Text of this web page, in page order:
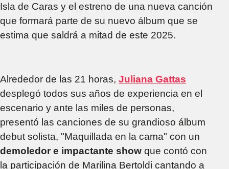
Isla de Caras y el estreno de una nueva canción
que formará parte de su nuevo álbum que se
estima que saldrá a mitad de este 2025.
Alrededor de las 21 horas, Juliana Gattas
desplegó todos sus años de experiencia en el
escenario y ante las miles de personas,
presentó las canciones de su grandioso álbum
debut solista, "Maquillada en la cama" con un
demoledor e impactante show que contó con
la participación de Marilina Bertoldi cantando a